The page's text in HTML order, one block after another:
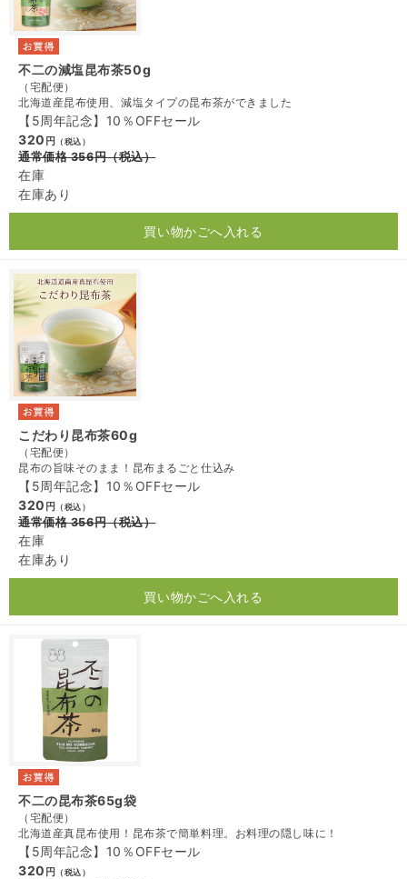
不二の減塩昆布茶50g
（宅配便）
北海道産昆布使用、減塩タイプの昆布茶ができました
【5周年記念】10％OFFセール
320 円 （税込）
通常価格356円（税込）
在庫
在庫あり
買い物かごへ入れる
こだわり昆布茶60g
（宅配便）
昆布の旨味そのまま！昆布まるごと仕込み
【5周年記念】10％OFFセール
320 円 （税込）
通常価格356円（税込）
在庫
在庫あり
買い物かごへ入れる
不二の昆布茶65g袋
（宅配便）
北海道産真昆布使用！昆布茶で簡単料理。お料理の隠し味に！
【5周年記念】10％OFFセール
320 円 （税込）